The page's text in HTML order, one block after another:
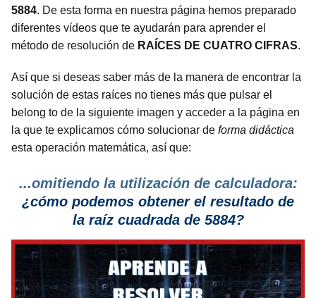
5884. De esta forma en nuestra página hemos preparado
diferentes vídeos que te ayudarán para aprender el
método de resolución de RAÍCES DE CUATRO CIFRAS.
Así que si deseas saber más de la manera de encontrar la
solución de estas raíces no tienes más que pulsar el
belong to de la siguiente imagen y acceder a la página en
la que te explicamos cómo solucionar de forma didáctica
esta operación matemática, así que:
...omitiendo la utilización de calculadora:
¿cómo podemos obtener el resultado de
la raíz cuadrada de 5884?